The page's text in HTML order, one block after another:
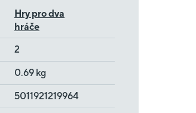
Hry pro dva
hráče
2
0.69 kg
5011921219964